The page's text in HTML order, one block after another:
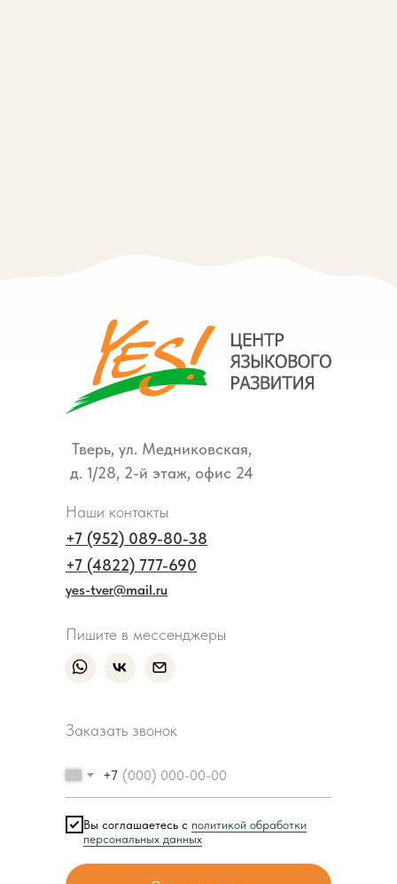
Тверь, ул. Медниковская,
д. 1/28, 2-й этаж, офис 24
Наши контакты
+7 (952) 089-80-38
+7 (4822) 777-690
yes-tver@mail.ru
Пишите в мессенджеры
Заказать звонок
+7
Вы соглашаетесь с политикой обработки
персональных данных